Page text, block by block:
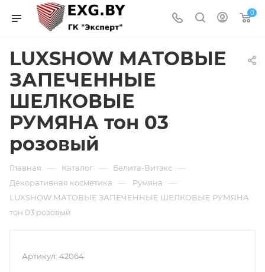
0
LUXSHOW МАТОВЫЕ
ЗАПЕЧЕННЫЕ
ШЕЛКОВЫЕ
РУМЯНА тон 03
розовый
Главная — Каталог — Белита-Витэкс —
Декоративная косметика — Румяна —
LUXSHOW МАТОВЫЕ ЗАПЕЧЕННЫЕ ШЕЛКОВЫЕ РУМЯНА
тон 03 розовый
Артикул: 42064